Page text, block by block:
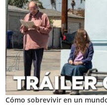
Cómo sobrevivir en un